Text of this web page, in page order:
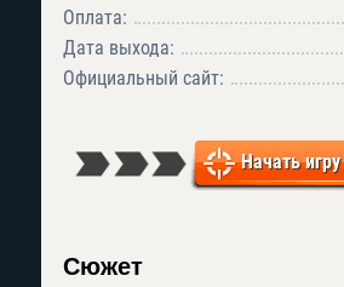
Оплата:
Дата выхода:
Официальный сайт:
Начать игру
Сюжет